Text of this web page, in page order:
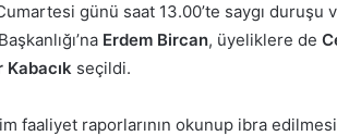
günü saat 13.00’te saygı duruşu
Erdem Bircan, üyeliklere de
Kabacık seçildi.
faaliyet raporlarının okunup ibra